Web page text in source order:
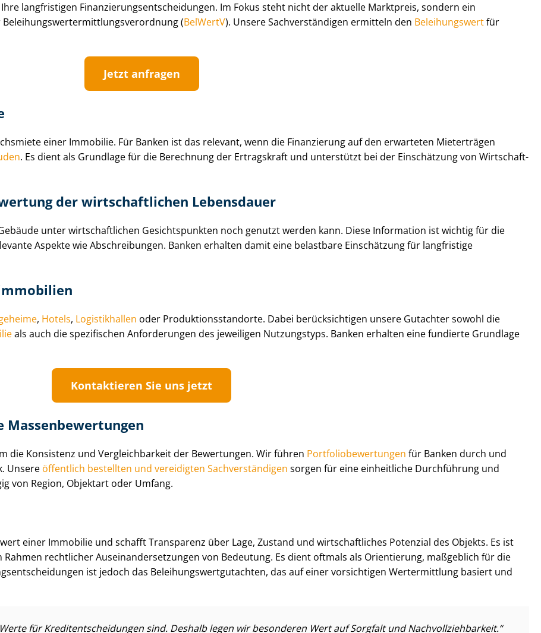
langfristigen Fi­nan­zie­rungs­ent­schei­dun­gen. Im Fokus steht nicht der aktuelle Marktpreis, sondern ein
(BelWertV). Unsere Sach­ver­stän­di­gen ermitteln den Beleihungswertfür
Jetzt anfragen
einer Immobilie. Für Banken ist das relevant, wenn die Finanzierung auf den erwarteten Mieterträgen
. Es dient als Grundlage für die Berechnung der Ertragskraft und unterstützt bei der Einschätzung von Wirt­schaft­
der wirt­schaft­li­chen Lebensdauer
unter wirt­schaft­li­chen Gesichtspunkten noch genutzt werden kann. Diese Information ist wichtig für die
Aspekte wie Abschreibungen. Banken erhalten damit eine belastbare Einschätzung für langfristige
, Hotels, Logistikhallen oder Pro­duk­ti­ons­stand­or­te. Dabei berücksichtigen unsere Gutachter sowohl die
als auch die spezifischen Anforderungen des jeweiligen Nutzungstyps. Banken erhalten eine fundierte Grundlage
Kontaktieren Sie uns jetzt
die Konsistenz und Ver­gleich­bar­keit der Bewertungen. Wir führen Port­fo­lio­be­wer­tun­gen für Banken durch und
Unsere öffentlich bestellten und vereidigten Sach­ver­stän­di­gen sorgen für eine einheitliche Durchführung und
von Region, Objektart oder Umfang.
einer Immobilie und schafft Transparenz über Lage, Zustand und wirt­schaft­li­ches Potenzial des Objekts. Es ist
rechtlicher Aus­ein­an­der­set­zun­gen von Bedeutung. Es dient oftmals als Orientierung, maßgeblich für die
ist jedoch das Be­lei­hungs­wert­gut­ach­ten, das auf einer vorsichtigen Wertermittlung basiert und
für Kre­dit­ent­schei­dun­gen sind. Deshalb legen wir besonderen Wert auf Sorgfalt und Nach­voll­zieh­bar­keit.